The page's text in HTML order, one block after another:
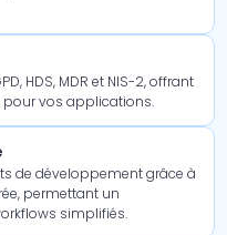
HDS, MDR et NIS-2, offrant
pour vos applications.
de développement grâce à
permettant un
simplifiés.